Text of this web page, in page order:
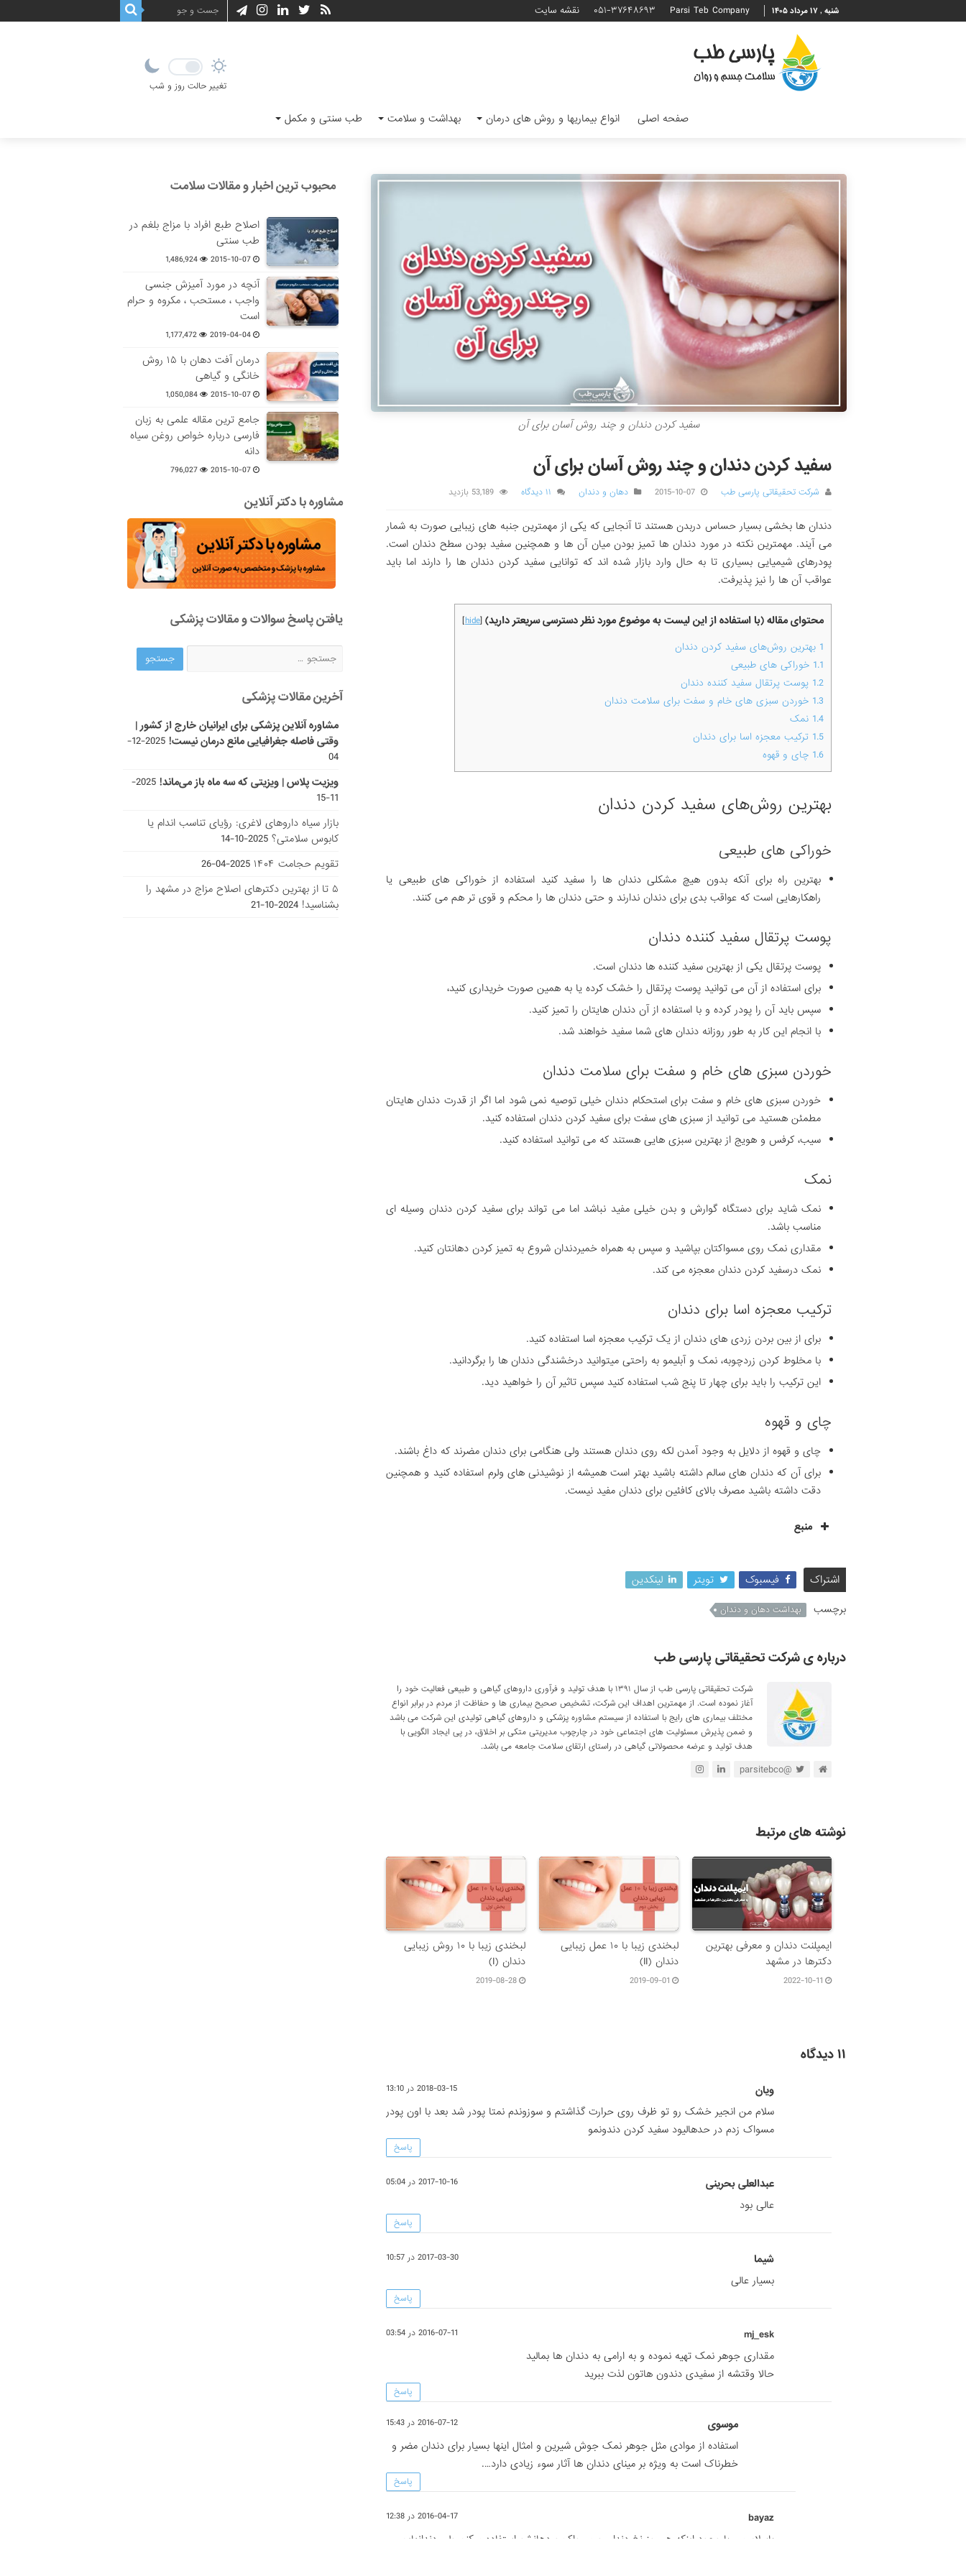
شنبه , ۱۷ مرداد ۱۴۰۵ Parsi Teb Company ۰۵۱-۳۷۶۴۸۶۹۳ نقشه سایت
تغییر حالت روز و شب
صفحه اصلی انواع بیماریها و روش های درمان بهداشت و سلامت طب سنتی و مکمل
سفید کردن دندان و چند روش آسان برای آن
سفید کردن دندان و چند روش آسان برای آن
شرکت تحقیقاتی پارسی طب 2015-10-07 دهان و دندان ۱۱ دیدگاه 53,189 بازدید
دندان ها بخشی بسیار حساس دربدن هستند تا آنجایی که یکی از مهمترین جنبه های زیبایی صورت به شمار
می آیند. مهمترین نکته در مورد دندان ها تمیز بودن میان آن ها و همچنین سفید بودن سطح دندان است.
پودرهای شیمیایی بسیاری تا به حال وارد بازار شده اند که توانایی سفید کردن دندان ها را دارند اما باید
عواقب آن ها را نیز پذیرفت.
محتوای مقاله (با استفاده از این لیست به موضوع مورد نظر دسترسی سریعتر دارید) [
hide
]
1 بهترین روش‌های سفید کردن دندان
1.1 خوراکی های طبیعی
1.2 پوست پرتقال سفید کننده دندان
1.3 خوردن سبزی های خام و سفت برای سلامت دندان
1.4 نمک
1.5 ترکیب معجزه اسا برای دندان
1.6 چای و قهوه
بهترین روش‌های سفید کردن دندان
خوراکی های طبیعی
بهترین راه برای آنکه بدون هیچ مشکلی دندان ها را سفید کنید استفاده از خوراکی های طبیعی یا
راهکارهایی است که عواقب بدی برای دندان ندارند و حتی دندان ها را محکم و قوی تر هم می کنند.
پوست پرتقال سفید کننده دندان
پوست پرتقال یکی از بهترین سفید کننده ها دندان است.
برای استفاده از آن می توانید پوست پرتقال را خشک کرده یا به همین صورت خریداری کنید،
سپس باید آن را پودر کرده و با استفاده از آن دندان هایتان را تمیز کنید.
با انجام این کار به طور روزانه دندان های شما سفید خواهند شد.
خوردن سبزی های خام و سفت برای سلامت دندان
خوردن سبزی های خام و سفت برای استحکام دندان خیلی توصیه نمی شود اما اگر از قدرت دندان هایتان
مطمئن هستید می توانید از سبزی های سفت برای سفید کردن دندان استفاده کنید.
سیب، کرفس و هویج از بهترین سبزی هایی هستند که می توانید استفاده کنید.
نمک
نمک شاید برای دستگاه گوارش و بدن خیلی مفید نباشد اما می تواند برای سفید کردن دندان وسیله ای
مناسب باشد.
مقداری نمک روی مسواکتان بپاشید و سپس به همراه خمیردندان شروع به تمیز کردن دهانتان کنید.
نمک درسفید کردن دندان معجزه می کند.
ترکیب معجزه اسا برای دندان
برای از بین بردن زردی های دندان از یک ترکیب معجزه اسا استفاده کنید.
با مخلوط کردن زردچوبه، نمک و آبلیمو به راحتی میتوانید درخشندگی دندان ها را برگردانید.
این ترکیب را باید برای چهار تا پنج شب استفاده کنید سپس تاثیر آن را خواهید دید.
چای و قهوه
چای و قهوه از دلایل به وجود آمدن لکه روی دندان هستند ولی هنگامی برای دندان مضرند که داغ باشند.
برای آن که دندان های سالم داشته باشید بهتر است همیشه از نوشیدنی های ولرم استفاده کنید و همچنین
دقت داشته باشید مصرف بالای کافئین برای دندان مفید نیست.
منبع
اشتراک فیسبوک تویتر
لینکدین
برچسب
بهداشت دهان و دندان
درباره ی شرکت تحقیقاتی پارسی طب
شرکت تحقیقاتی پارسی طب از سال ۱۳۹۱ با هدف تولید و فرآوری داروهای گیاهی و طبیعی فعالیت خود را
آغاز نموده است. از مهمترین اهداف این شرکت، تشخیص صحیح بیماری ها و حفاظت از مردم در برابر انواع
مختلف بیماری های رایج با استفاده از سیستم مشاوره پزشکی و داروهای گیاهی تولیدی این شرکت می باشد
و ضمن پذیرش مسئولیت های اجتماعی خود در چارچوب مدیریتی متکی بر اخلاق، در پی ایجاد الگویی با
هدف تولید و عرضه محصولاتی گیاهی در راستای ارتقای سلامت جامعه می باشد.
@parsitebco
نوشته های مرتبط
ایمپلنت دندان و معرفی بهترین
دکترها در مشهد
2022-10-11
لبخندی زیبا با ۱۰ عمل زیبایی
دندان (II)
2019-09-01
لبخندی زیبا با ۱۰ روش زیبایی
دندان (I)
2019-08-28
۱۱ دیدگاه
ویان 2018-03-15 در 13:10
سلام من انجیر خشک رو تو ظرف روی حرارت گذاشتم و سوزوندم نمتا پودر شد بعد با اون پودر
مسواک زدم در حدهالیود سفید کردن دندونمو
پاسخ
عبدالعلی بحرینی 2017-10-16 در 05:04
عالی بود
پاسخ
شیما 2017-03-30 در 10:57
بسیار عالی
پاسخ
mj_esk 2016-07-11 در 03:54
مقداری جوهر نمک تهیه نموده و به ارامی به دندان ها بمالید
حالا وقتشه از سفیدی دندون هاتون لذت ببرید
پاسخ
موسوی 2016-07-12 در 15:43
استفاده از موادی مثل جوهر نمک جوش شیرین و امثال اینها بسیار برای دندان مضر و
خطرناک است به ویژه بر مینای دندان ها آثار سوء زیادی دارد….
پاسخ
bayaz 2016-04-17 در 12:38
باسلام من با وجود اینکه هر روز نخ دندان و مسواک و دهانشو استفاده میکنم ولی دندانهایم
محبوب ترین اخبار و مقالات سلامت
اصلاح طبع افراد با مزاج بلغم در
طب سنتی
2015-10-07
1,486,924
آنچه در مورد آمیزش جنسی
واجب ، مستحب ، مکروه و حرام
است
2019-04-04
1,177,472
درمان آفت دهان با ۱۵ روش
خانگی و گیاهی
2015-10-07
1,050,084
جامع ترین مقاله علمی به زبان
فارسی درباره خواص روغن سیاه
دانه
2015-10-07
796,027
مشاوره با دکتر آنلاین
یافتن پاسخ سوالات و مقالات پزشکی
آخرین مقالات پزشکی
مشاوره آنلاین پزشکی برای ایرانیان خارج از کشور |
وقتی فاصله جغرافیایی مانع درمان نیست!
2025-12-
04
ویزیت پلاس | ویزیتی که سه ماه باز می‌ماند!
2025-
11-15
بازار سیاه داروهای لاغری: رؤیای تناسب اندام یا
کابوس سلامتی؟ 2025-10-14
تقویم حجامت ۱۴۰۴
2025-04-26
۵ تا از بهترین دکتر‌های اصلاح مزاج در مشهد را
بشناسید! 2024-10-21